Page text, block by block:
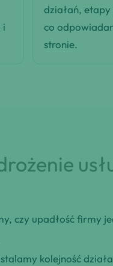
i
działań,
co
stronie.
czy upadłość firmy
kolejność